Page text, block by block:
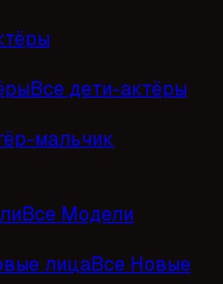
Все дети-актёры
мальчик
Все Модели
лицаВсе Новые